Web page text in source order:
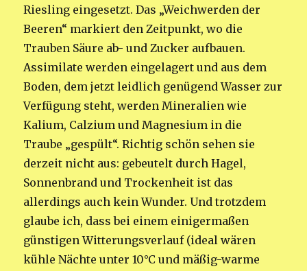
Riesling eingesetzt. Das „Weichwerden der
Beeren“ markiert den Zeitpunkt, wo die
Trauben Säure ab- und Zucker aufbauen.
Assimilate werden eingelagert und aus dem
Boden, dem jetzt leidlich genügend Wasser zur
Verfügung steht, werden Mineralien wie
Kalium, Calzium und Magnesium in die
Traube „gespült“. Richtig schön sehen sie
derzeit nicht aus: gebeutelt durch Hagel,
Sonnenbrand und Trockenheit ist das
allerdings auch kein Wunder. Und trotzdem
glaube ich, dass bei einem einigermaßen
günstigen Witterungsverlauf (ideal wären
kühle Nächte unter 10°C und mäßig-warme